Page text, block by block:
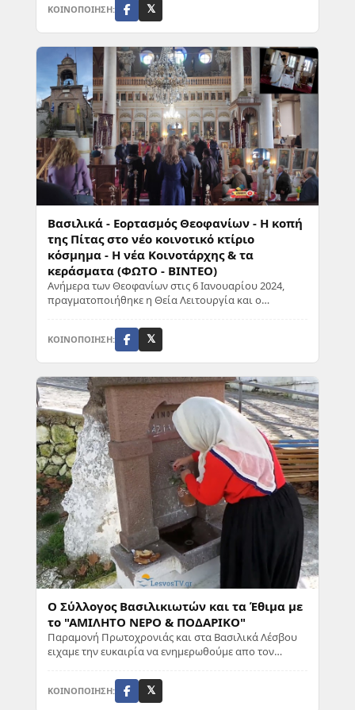
ΚΟΙΝΟΠΟΙΗΣΗ: 𝕏
Βασιλικά - Εορτασμός Θεοφανίων - Η κοπή
της Πίτας στο νέο κοινοτικό κτίριο
κόσμημα - Η νέα Κοινοτάρχης & τα
κεράσματα (ΦΩΤΟ - ΒΙΝΤΕΟ)
Ανήμερα των Θεοφανίων στις 6 Ιανουαρίου 2024,
πραγματοποιήθηκε η Θεία Λειτουργία και ο
ΚΟΙΝΟΠΟΙΗΣΗ: 𝕏
Ο Σύλλογος Βασιλικιωτών και τα Έθιμα με
το "ΑΜΙΛΗΤΟ ΝΕΡΟ & ΠΟΔΑΡΙΚΟ"
Παραμονή Πρωτοχρονιάς και στα Βασιλικά Λέσβου
ειχαμε την ευκαιρία να ενημερωθούμε απο τον
ΚΟΙΝΟΠΟΙΗΣΗ: 𝕏